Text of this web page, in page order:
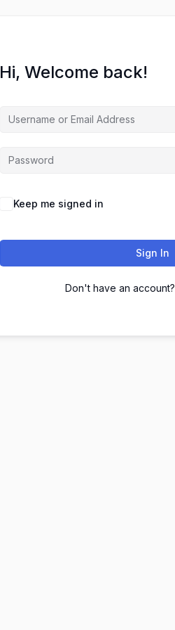
Hi, Welcome back!
Keep me signed in
Sign In
Don't have an account?